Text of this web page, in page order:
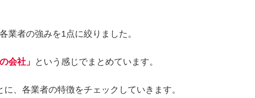
業者の強みを1点に絞りました。
会社」 という感じでまとめています。
、各業者の特徴をチェックしていきます。